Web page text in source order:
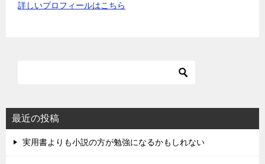
詳しいプロフィールはこちら
最近の投稿
実用書よりも小説の方が勉強になるかもしれない